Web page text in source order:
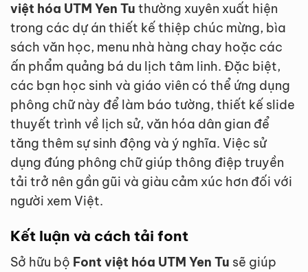
việt hóa UTM Yen Tu thường xuyên xuất hiện
trong các dự án thiết kế thiệp chúc mừng, bìa
sách văn học, menu nhà hàng chay hoặc các
ấn phẩm quảng bá du lịch tâm linh. Đặc biệt,
các bạn học sinh và giáo viên có thể ứng dụng
phông chữ này để làm báo tường, thiết kế slide
thuyết trình về lịch sử, văn hóa dân gian để
tăng thêm sự sinh động và ý nghĩa. Việc sử
dụng đúng phông chữ giúp thông điệp truyền
tải trở nên gần gũi và giàu cảm xúc hơn đối với
người xem Việt.
Kết luận và cách tải font
Sở hữu bộ Font việt hóa UTM Yen Tu sẽ giúp